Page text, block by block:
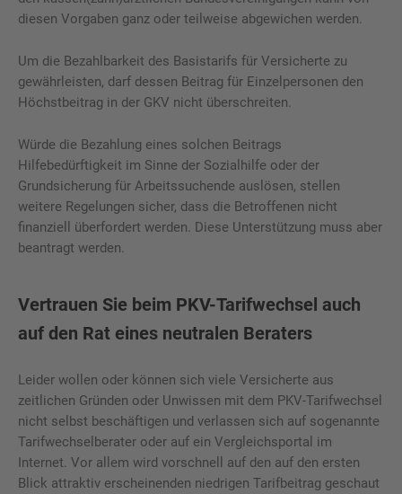
diesen Vorgaben ganz oder teilweise abgewichen werden.
Um die Bezahlbarkeit des Basistarifs für Versicherte zu
gewährleisten, darf dessen Beitrag für Einzelpersonen den
Höchstbeitrag in der GKV nicht überschreiten.
Würde die Bezahlung eines solchen Beitrags
Hilfebedürftigkeit im Sinne der Sozialhilfe oder der
Grundsicherung für Arbeitssuchende auslösen, stellen
weitere Regelungen sicher, dass die Betroffenen nicht
finanziell überfordert werden. Diese Unterstützung muss aber
beantragt werden.
Vertrauen Sie beim PKV-Tarifwechsel auch
auf den Rat eines neutralen Beraters
Leider wollen oder können sich viele Versicherte aus
zeitlichen Gründen oder Unwissen mit dem PKV-Tarifwechsel
nicht selbst beschäftigen und verlassen sich auf sogenannte
Tarifwechselberater oder auf ein Vergleichsportal im
Internet. Vor allem wird vorschnell auf den auf den ersten
Blick attraktiv erscheinenden niedrigen Tarifbeitrag geschaut